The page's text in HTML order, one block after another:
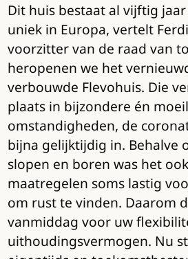
Dit huis bestaat al vijftig
uniek in Europa, vertelt
voorzitter van de raad van
heropenen we het
verbouwde Flevohuis. Die
plaats in bijzondere én
omstandigheden, de
bijna gelijktijdig in. Behalve
slopen en boren was het
maatregelen soms lastig
om rust te vinden. Daarom
vanmiddag voor uw
uithoudingsvermogen. Nu